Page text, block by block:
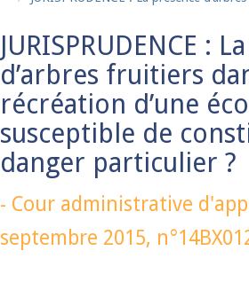
JURISPRUDENCE :
d’arbres fruitiers
récréation d’une
susceptible de
danger particulier ?
- Cour administrative
septembre 2015,